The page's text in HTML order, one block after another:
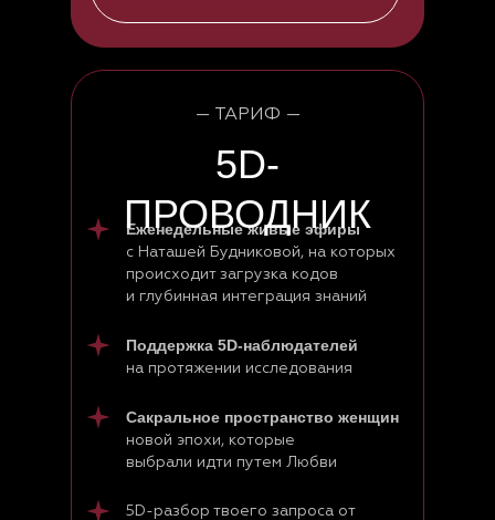
— ТАРИФ —
5D-
ПРОВОДНИК
Еженедельные живые эфиры
с Наташей Будниковой, на которых
происходит загрузка кодов
и глубинная интеграция знаний
Поддержка 5D-наблюдателей
на протяжении исследования
Сакральное пространство женщин
новой эпохи, которые
выбрали идти путем Любви
5D-разбор твоего запроса от
+7 (993) 24 40 290
+7 (964) 726 74 00
Личный кабинет
ЖИВЫЕ МЕРОПРИЯТИЯ